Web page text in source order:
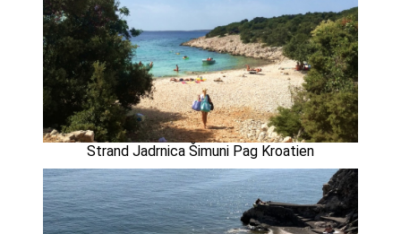
Strand Jadrnica Šimuni Pag Kroatien